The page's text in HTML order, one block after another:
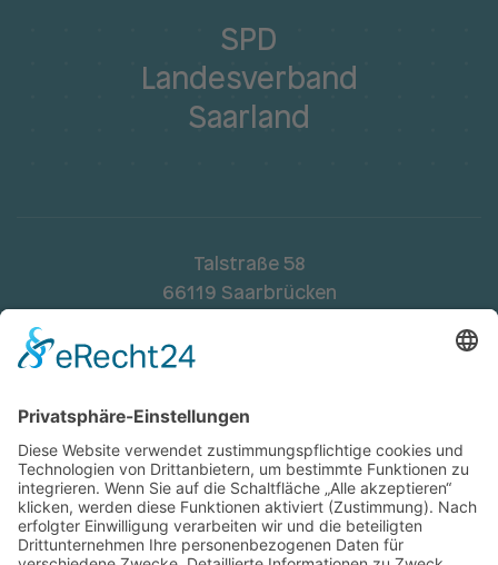
SPD
Landesverband
Saarland
Talstraße 58
66119 Saarbrücken
Telefon:
Fax: 068195448-48
landesverband.saar@spd.de